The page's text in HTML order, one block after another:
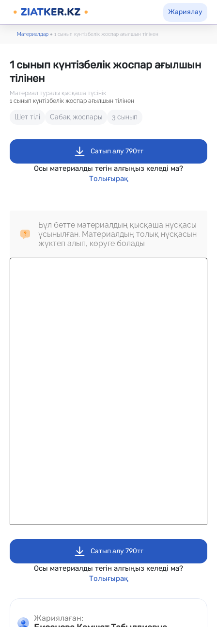
Жариялау
Материалдар ● 1 сынып күнтізбелік жоспар ағылшын тілінен
1 сынып күнтізбелік жоспар ағылшын
тілінен
Материал туралы қысқаша түсінік
1 сынып күнтізбелік жоспар ағылшын тілінен
Шет тілі Сабақ жоспары 3 сынып
Сатып алу 790тг
Осы материалды тегін алғыңыз келеді ма?
Толығырақ
Бұл бетте материалдың қысқаша нұсқасы
ұсынылған. Материалдың толық нұсқасын
жүктеп алып, көруге болады
Сатып алу 790тг
Осы материалды тегін алғыңыз келеді ма?
Толығырақ
Жариялаған: